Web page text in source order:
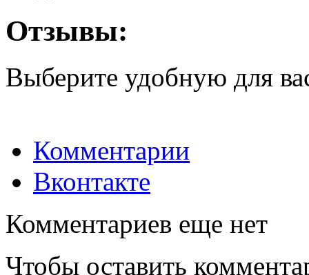
Отзывы:
Выберите удобную для
Комментарии
Вконтакте
Комментариев еще нет
Чтобы оставить